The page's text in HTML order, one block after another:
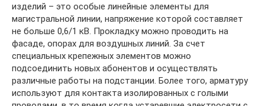
изделий – это особые линейные элементы для
магистральной линии, напряжение которой составляет
не больше 0,6/1 кВ. Прокладку можно проводить на
фасаде, опорах для воздушных линий. За счет
специальных крепежных элементов можно
подсоединить новых абонентов и осуществлять
различные работы на подстанции. Более того, арматуру
используют для контакта изолированных с голыми